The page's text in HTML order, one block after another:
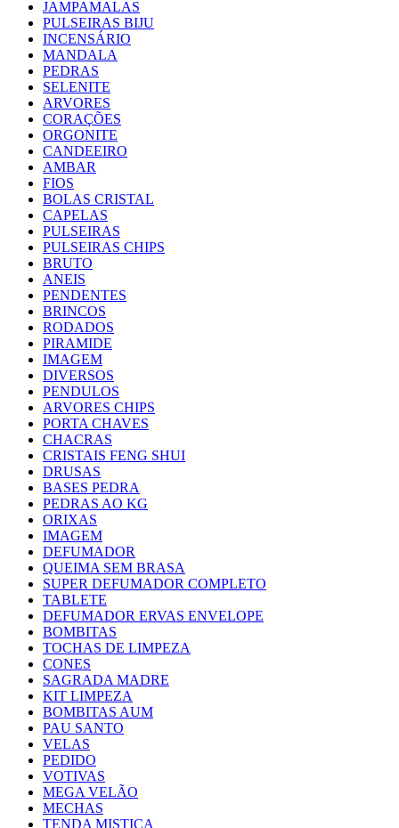
JAMPAMALAS
PULSEIRAS BIJU
INCENSÁRIO
MANDALA
PEDRAS
SELENITE
ARVORES
CORAÇÕES
ORGONITE
CANDEEIRO
AMBAR
FIOS
BOLAS CRISTAL
CAPELAS
PULSEIRAS
PULSEIRAS CHIPS
BRUTO
ANEIS
PENDENTES
BRINCOS
RODADOS
PIRAMIDE
IMAGEM
DIVERSOS
PENDULOS
ARVORES CHIPS
PORTA CHAVES
CHACRAS
CRISTAIS FENG SHUI
DRUSAS
BASES PEDRA
PEDRAS AO KG
ORIXAS
IMAGEM
DEFUMADOR
QUEIMA SEM BRASA
SUPER DEFUMADOR COMPLETO
TABLETE
DEFUMADOR ERVAS ENVELOPE
BOMBITAS
TOCHAS DE LIMPEZA
CONES
SAGRADA MADRE
KIT LIMPEZA
BOMBITAS AUM
PAU SANTO
VELAS
PEDIDO
VOTIVAS
MEGA VELÃO
MECHAS
TENDA MISTICA